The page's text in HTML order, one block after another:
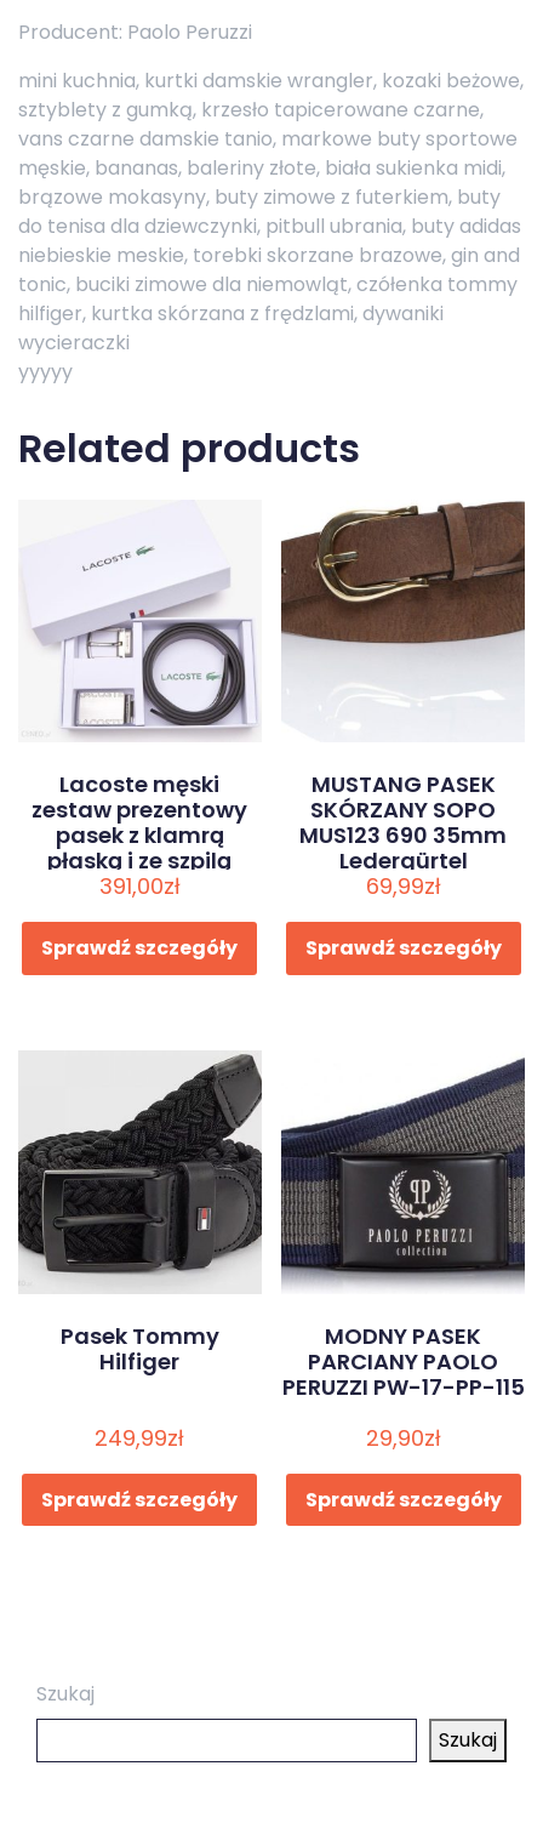
Producent: Paolo Peruzzi
mini kuchnia, kurtki damskie wrangler, kozaki beżowe,
sztyblety z gumką, krzesło tapicerowane czarne,
vans czarne damskie tanio, markowe buty sportowe
męskie, bananas, baleriny złote, biała sukienka midi,
brązowe mokasyny, buty zimowe z futerkiem, buty
do tenisa dla dziewczynki, pitbull ubrania, buty adidas
niebieskie meskie, torebki skorzane brazowe, gin and
tonic, buciki zimowe dla niemowląt, czółenka tommy
hilfiger, kurtka skórzana z frędzlami, dywaniki
wycieraczki
yyyyy
Related products
Lacoste męski
zestaw prezentowy
pasek z klamrą
płaską i ze szpilą
391,00zł
Sprawdź szczegóły
MUSTANG PASEK
SKÓRZANY SOPO
MUS123 690 35mm
Ledergürtel
69,99zł
Sprawdź szczegóły
Pasek Tommy
Hilfiger
249,99zł
Sprawdź szczegóły
MODNY PASEK
PARCIANY PAOLO
PERUZZI PW-17-PP-115
29,90zł
Sprawdź szczegóły
Szukaj
Szukaj